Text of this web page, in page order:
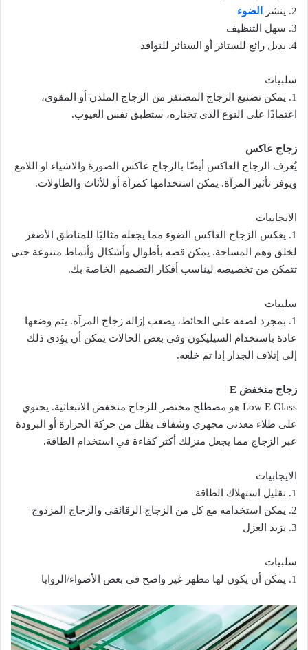
2. ينشر
الضوء
3. سهل التنظيف
4. بديل رائع للستائر أو الستائر للنوافذ
سلبيات
1. يمكن تصنيع الزجاج المصنفر من الزجاج الملدن أو المقوى،
اعتمادًا على النوع الذي تختاره، ستطبق نفس العيوب.
زجاج عاكس
يُعرف الزجاج العاكس أيضًا بالزجاج عاكس الصورة والاشياء او اللامع
ويوفر تأثير المرآة. يمكن استخدامها كمرآة أو للأثاث والطاولات.
الايجابيات
1. يعكس الزجاج العاكس الضوء مما يجعله مثاليًا للمناطق الأصغر
لخلق وهم المساحة. يمكن قصه بأطوال وأشكال وأنماط متنوعة حتى
تتمكن من تخصيصه ليناسب أفكار التصميم الخاصة بك.
سلبيات
1. بمجرد لصقه على الحائط، يصعب إزالة زجاج المرآة. يتم وضعها
عادة باستخدام السيليكون وفي بعض الحالات يمكن أن يؤدي ذلك
إلى إتلاف الجدار إذا تم خلعه.
زجاج منخفض E
Low E Glass هو مصطلح مختصر للزجاج منخفض الانبعاثية. يحتوي
على طلاء معدني مجهري وشفاف يقلل من حركة الحرارة أو البرودة
عبر الزجاج مما يجعل منزلك أكثر كفاءة في استخدام الطاقة.
الايجابيات
1. تقليل استهلاك الطاقة
2. يمكن استخدامه مع كل من الزجاج الرقائقي والزجاج المزدوج
3. يزيد العزل
سلبيات
1. يمكن أن يكون لها مظهر غير واضح في بعض الأضواء/الزوايا